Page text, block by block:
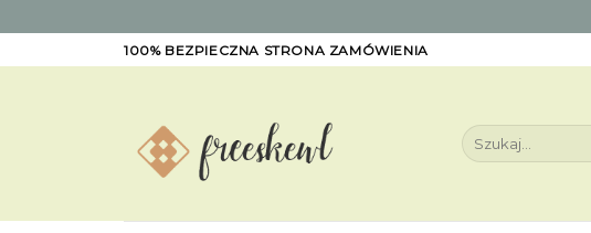
to
100% BEZPIECZNA STRONA ZAMÓWIENIA
Szukaj: